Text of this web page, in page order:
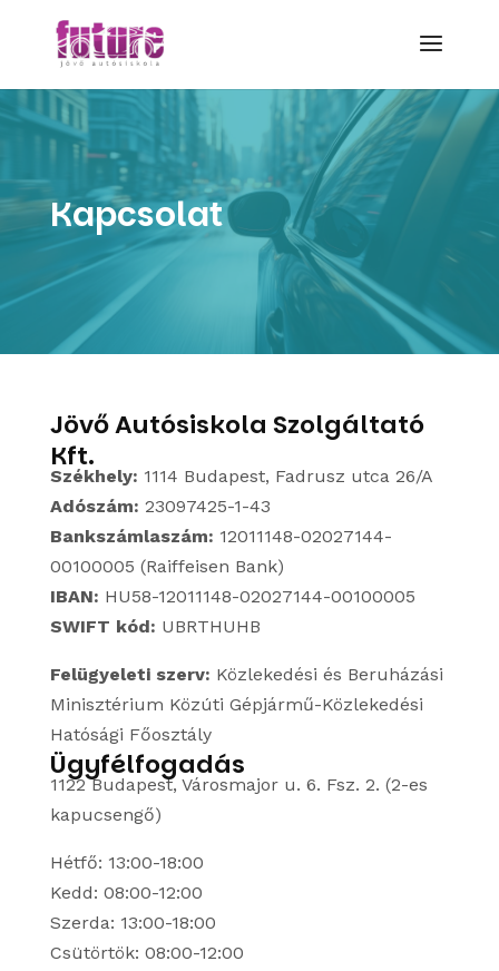
Kapcsolat
Jövő Autósiskola Szolgáltató
Kft.
Székhely: 1114 Budapest, Fadrusz utca 26/A
Adószám: 23097425-1-43
Bankszámlaszám: 12011148-02027144-
00100005 (Raiffeisen Bank)
IBAN: HU58-12011148-02027144-00100005
SWIFT kód: UBRTHUHB
Felügyeleti szerv: Közlekedési és Beruházási
Minisztérium Közúti Gépjármű-Közlekedési
Hatósági Főosztály
Ügyfélfogadás
1122 Budapest, Városmajor u. 6. Fsz. 2. (2-es
kapucsengő)
Hétfő: 13:00-18:00
Kedd: 08:00-12:00
Szerda: 13:00-18:00
Csütörtök: 08:00-12:00